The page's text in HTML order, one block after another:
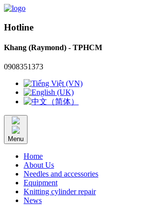
Hotline
Khang (Raymond) - TPHCM
0908351373
Menu
Home
About Us
Needles and accessories
Equipment
Knitting cylinder repair
News